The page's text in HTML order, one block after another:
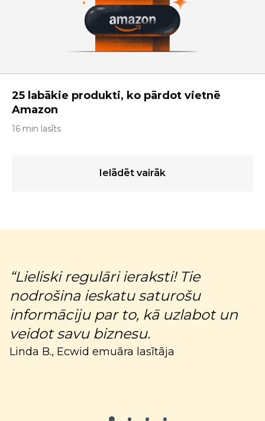
25 labākie produkti, ko pārdot vietnē
Amazon
16 min lasīts
Ielādēt vairāk
“Lieliski regulāri ieraksti! Tie
nodrošina ieskatu saturošu
informāciju par to, kā uzlabot un
veidot savu biznesu.
Linda B., Ecwid emuāra lasītāja